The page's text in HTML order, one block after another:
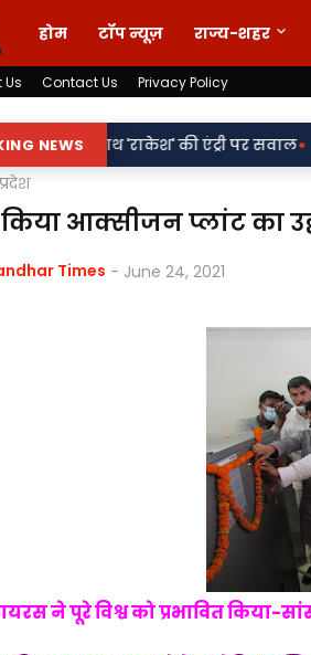
होम टॉप न्यूज़ राज्य-शहर
Us Contact Us Privacy Policy
NEWS
की एंट्री पर सवाल• वर्दी पर दाग!
आक्सीजन प्लांट का
Times - June 24, 2021
ने पूरे विश्व को प्रभावित किया-